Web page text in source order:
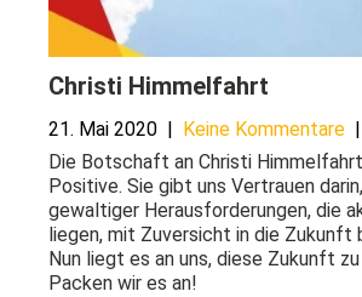
Christi Himmelfahrt
21. Mai 2020 Keine Kommentare
Die Botschaft an Christi
Positive. Sie gibt uns Vertrauen
gewaltiger Herausforderungen, die
liegen, mit Zuversicht in die Zukunft
Nun liegt es an uns, diese Zukunft
Packen wir es an!